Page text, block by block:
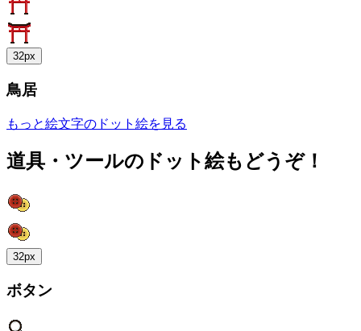
32px
鳥居
もっと絵文字のドット絵を見る
道具・ツールのドット絵もどうぞ！
32px
ボタン